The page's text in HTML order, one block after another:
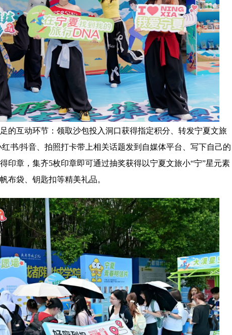
的互动环节：领取沙包投入洞口获得指定积分、转发宁夏文旅
书/抖音、拍照打卡带上相关话题发到自媒体平台、写下自己的
印章，集齐5枚印章即可通过抽奖获得以宁夏文旅小“宁”星元素
布袋、钥匙扣等精美礼品。